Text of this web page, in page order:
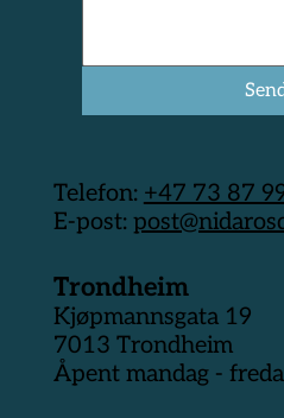
Trondheim
Kjøpmannsgata 19
7013 Trondheim
Åpent mandag -
Telefon: +47 73 87
E-post: